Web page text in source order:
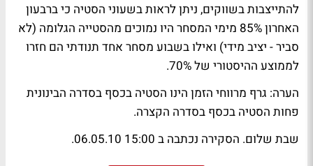
להתייצבות בשווקים, ניתן לראות בשעוני הסטיה כי ברבעון
האחרון 85% מימי המסחר היו נמוכים מהסטייה הגלומה (לא
סביר - יציב מידי) ואילו בשבוע מסחר אחד תנודתי הם חזרו
לממוצע ההיסטורי של 70%.
הערה: גרף מרווחי הזמן הינו הסטיה בכסף בסדרה הבינונית
פחות הסטיה בכסף בסדרה הקצרה.
שבת שלום. הסקירה נכתבה ב 15:00 06.05.10.